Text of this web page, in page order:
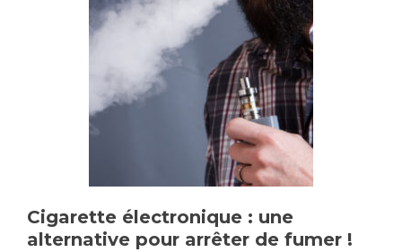
Cigarette électronique : une
alternative pour arrêter de fumer !